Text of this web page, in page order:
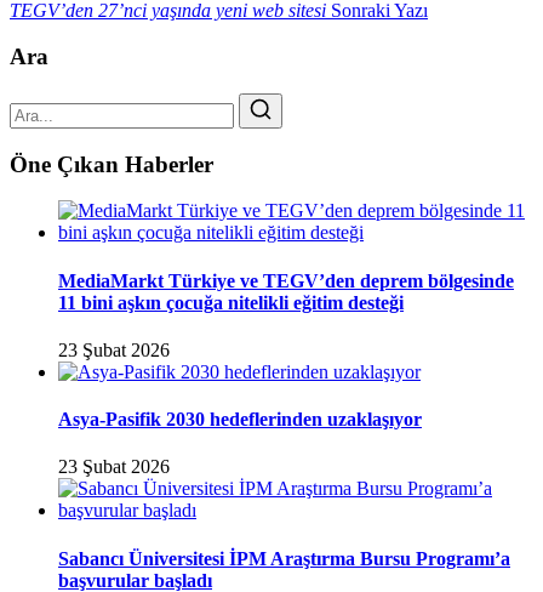
TEGV’den 27’nci yaşında yeni web sitesi Sonraki Yazı
Ara
Öne Çıkan Haberler
MediaMarkt Türkiye ve TEGV’den deprem bölgesinde
11 bini aşkın çocuğa nitelikli eğitim desteği
23 Şubat 2026
Asya-Pasifik 2030 hedeflerinden uzaklaşıyor
23 Şubat 2026
Sabancı Üniversitesi İPM Araştırma Bursu Programı’a
başvurular başladı